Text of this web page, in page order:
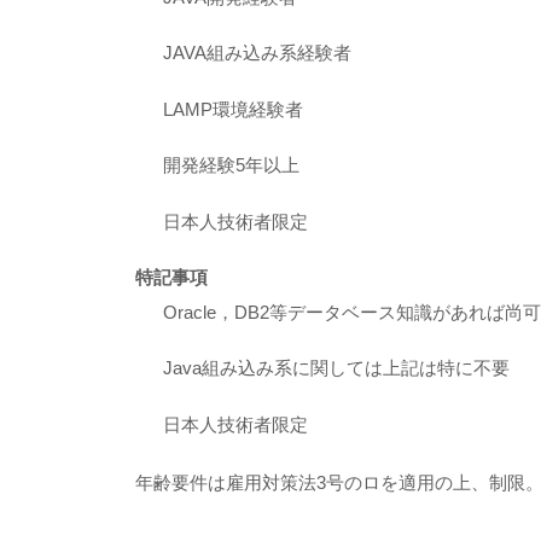
JAVA組み込み系経験者
LAMP環境経験者
開発経験5年以上
日本人技術者限定
特記事項
Oracle，DB2等データベース知識があれば尚可
Java組み込み系に関しては上記は特に不要
日本人技術者限定
年齢要件は雇用対策法3号のロを適用の上、制限。